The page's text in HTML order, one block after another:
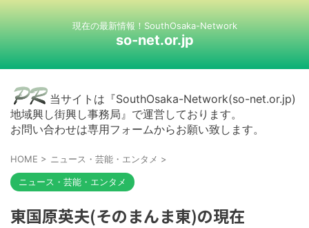
現在の最新情報！SouthOsaka-Network
so-net.or.jp
当サイトは『SouthOsaka-Network(so-net.or.jp)
地域興し街興し事務局』で運営しております。
お問い合わせは専用フォームからお願い致します。
HOME > ニュース・芸能・エンタメ >
ニュース・芸能・エンタメ
東国原英夫(そのまんま東)の現在